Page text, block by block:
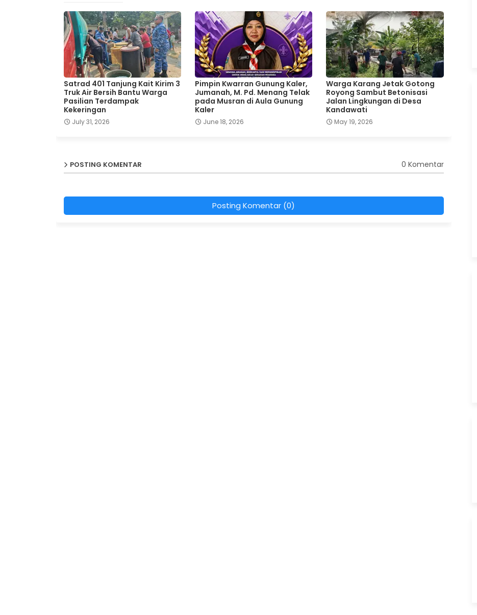
Satrad 401 Tanjung Kait Kirim 3
Truk Air Bersih Bantu Warga
Pasilian Terdampak
Kekeringan
July 31, 2026
Pimpin Kwarran Gunung Kaler,
Jumanah, M. Pd. Menang Telak
pada Musran di Aula Gunung
Kaler
June 18, 2026
Warga Karang Jetak Gotong
Royong Sambut Betonisasi
Jalan Lingkungan di Desa
Kandawati
May 19, 2026
POSTING KOMENTAR 0 Komentar
Posting Komentar (0)